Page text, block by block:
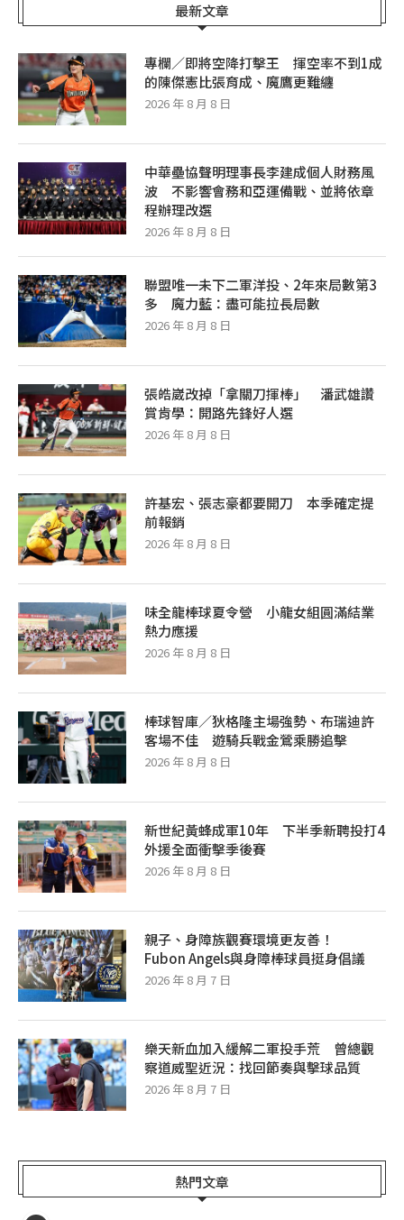
最新文章
專欄／即將空降打擊王 揮空率不到1成
的陳傑憲比張育成、魔鷹更難纏
2026 年 8 月 8 日
中華壘協聲明理事長李建成個人財務風
波 不影響會務和亞運備戰、並將依章
程辦理改選
2026 年 8 月 8 日
聯盟唯一未下二軍洋投、2年來局數第3
多 魔力藍：盡可能拉長局數
2026 年 8 月 8 日
張皓崴改掉「拿關刀揮棒」 潘武雄讚
賞肯學：開路先鋒好人選
2026 年 8 月 8 日
許基宏、張志豪都要開刀 本季確定提
前報銷
2026 年 8 月 8 日
味全龍棒球夏令營 小龍女組圓滿結業
熱力應援
2026 年 8 月 8 日
棒球智庫／狄格隆主場強勢、布瑞迪許
客場不佳 遊騎兵戰金鶯乘勝追擊
2026 年 8 月 8 日
新世紀黃蜂成軍10年 下半季新聘投打4
外援全面衝擊季後賽
2026 年 8 月 8 日
親子、身障族觀賽環境更友善！
Fubon Angels與身障棒球員挺身倡議
2026 年 8 月 7 日
樂天新血加入緩解二軍投手荒 曾總觀
察道威聖近況：找回節奏與擊球品質
2026 年 8 月 7 日
熱門文章